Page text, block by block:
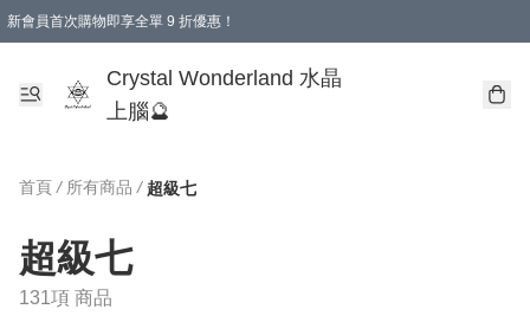
新會員首次購物即享全單 9 折優惠！
Crystal Wonderland 水晶
上腦🔮
首頁 / 所有商品 / 超級七
超級七
131項 商品